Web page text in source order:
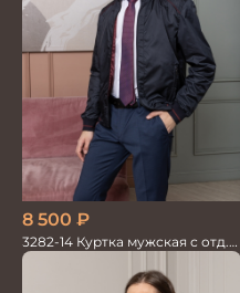
8 500 ₽
3282-14 Куртка мужская с отд.
из трикотажа